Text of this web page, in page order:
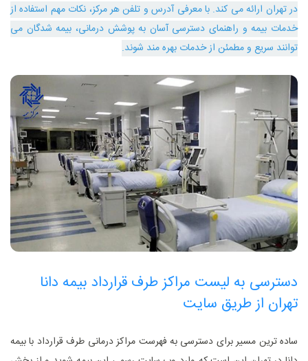
در تهران ارائه می ‌کند. با معرفی آدرس و تلفن هر مرکز، نکات مهم استفاده از
خدمات بیمه و راهنمای دسترسی آسان به پوشش درمانی، بیمه ‌شدگان می
‌توانند سریع و مطمئن از خدمات بهره ‌مند شوند.
دسترسی به لیست مراکز طرف قرارداد بیمه دانا
تهران از طریق سایت
ساده ‌ترین مسیر برای دسترسی به فهرست مراکز درمانی طرف قرارداد با بیمه